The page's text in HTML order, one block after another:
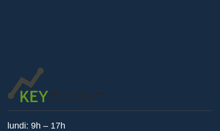
lundi: 9h – 17h